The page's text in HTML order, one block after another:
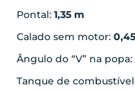
Pontal: 1,35 m
Calado sem motor:
Ângulo do “V” na popa:
Tanque de